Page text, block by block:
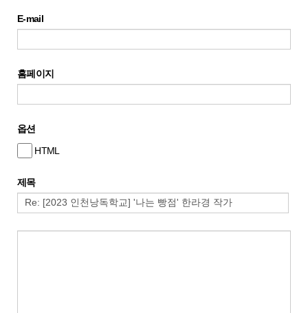
E-mail
홈페이지
옵션
HTML
제목